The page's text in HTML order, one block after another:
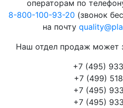
операторам по
8-800-100-93-20 (звонок
на почту
Наш отдел продаж может
+7 (495)
+7 (499)
+7 (495)
+7 (495)